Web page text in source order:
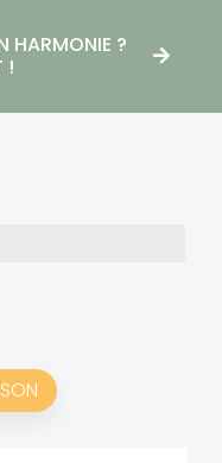
HARMONIE ?
!